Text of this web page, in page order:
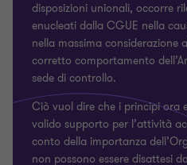
disposizioni unionali, occorre
enucleati dalla CGUE nella
nella massima considerazione
corretto comportamento
sede di controllo.
Ciò vuol dire che i principi ora
valido supporto per l’attività
conto della importanza
non possono essere disattesi